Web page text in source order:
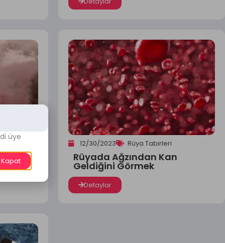
12/30/2023 Rüya Tabirleri
Rüyada Ağzından Kan
Geldiğini Görmek
Detaylar
üye
Kapat